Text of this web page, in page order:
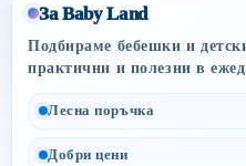
За Baby Land
Подбираме бебешки и
практични и полезни в
Лесна поръчка
Добри цени